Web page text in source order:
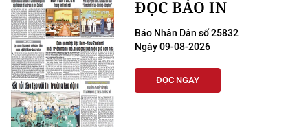
ĐỌC BÁO IN
Báo Nhân Dân số 25832
Ngày 09-08-2026
ĐỌC NGAY